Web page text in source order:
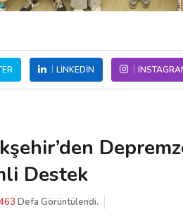
LINKEDIN
Destek
Defa Görüntülendi.